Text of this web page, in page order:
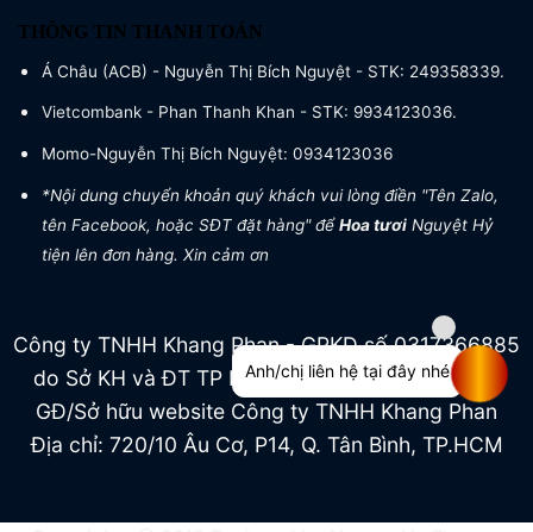
THÔNG TIN THANH TOÁN
Á Châu (ACB) - Nguyễn Thị Bích Nguyệt - STK: 249358339.
Vietcombank - Phan Thanh Khan - STK: 9934123036.
Momo-Nguyễn Thị Bích Nguyệt: 0934123036
*Nội dung chuyển khoản quý khách vui lòng điền "Tên Zalo,
tên Facebook, hoặc SĐT đặt hàng" đểHoa tươi Nguyệt Hỷ
tiện lên đơn hàng. Xin cảm ơn
Công ty TNHH Khang Phan - GPKD số 0317366885
do Sở KH và ĐT TP HCM cấp ngày 04/07/2022
GĐ/Sở hữu website Công ty TNHH Khang Phan
Địa chỉ: 720/10 Âu Cơ, P14, Q. Tân Bình, TP.HCM
Anh/chị liên hệ tại đây nhé